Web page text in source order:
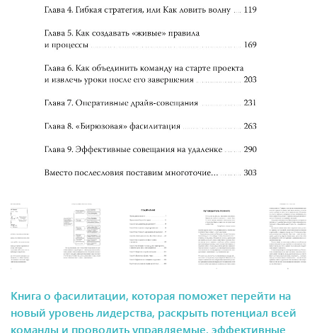
Книга о фасилитации, которая поможет перейти на
новый уровень лидерства, раскрыть потенциал всей
команды и проводить управляемые, эффективные